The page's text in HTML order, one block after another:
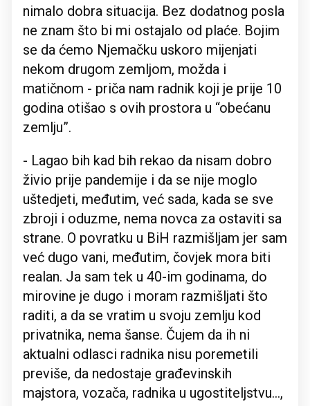
nimalo dobra situacija. Bez dodatnog posla
ne znam što bi mi ostajalo od plaće. Bojim
se da ćemo Njemačku uskoro mijenjati
nekom drugom zemljom, možda i
matičnom - priča nam radnik koji je prije 10
godina otišao s ovih prostora u “obećanu
zemlju”.
- Lagao bih kad bih rekao da nisam dobro
živio prije pandemije i da se nije moglo
uštedjeti, međutim, već sada, kada se sve
zbroji i oduzme, nema novca za ostaviti sa
strane. O povratku u BiH razmišljam jer sam
već dugo vani, međutim, čovjek mora biti
realan. Ja sam tek u 40-im godinama, do
mirovine je dugo i moram razmišljati što
raditi, a da se vratim u svoju zemlju kod
privatnika, nema šanse. Čujem da ih ni
aktualni odlasci radnika nisu poremetili
previše, da nedostaje građevinskih
majstora, vozača, radnika u ugostiteljstvu...,